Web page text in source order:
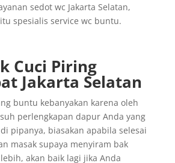
sedot wc Jakarta Selatan,
spesialis service wc buntu.
Cuci Piring
Jakarta Selatan
buntu kebanyakan karena oleh
perlengkapan dapur Anda yang
pipanya, biasakan apabila selesai
masak supaya menyiram bak
akan baik lagi jika Anda